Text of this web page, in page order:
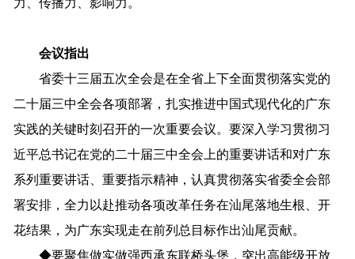
力、传播力、影响力。
会议指出
省委十三届五次全会是在全省上下全面贯彻落实党的
二十届三中全会各项部署，扎实推进中国式现代化的广东
实践的关键时刻召开的一次重要会议。要深入学习贯彻习
近平总书记在党的二十届三中全会上的重要讲话和对广东
系列重要讲话、重要指示精神，认真贯彻落实省委全会部
署安排，全力以赴推动各项改革任务在汕尾落地生根、开
花结果，为广东实现走在前列总目标作出汕尾贡献。
◆要聚焦做实做强西承东联桥头堡，突出高能级开放